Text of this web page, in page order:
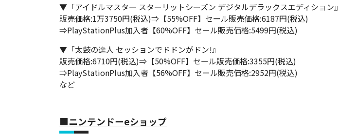
▼「アイドルマスター スターリットシーズン デジタルデラックスエディション』
販売価格:1万3750円(税込)⇒【55%OFF】セール販売価格:6187円(税込)
⇒PlayStationPlus加入者【60%OFF】セール販売価格:5499円(税込)
▼「太鼓の達人 セッションでドドンがドン!』
販売価格:6710円(税込)⇒【50%OFF】セール販売価格:3355円(税込)
⇒PlayStationPlus加入者【56%OFF】セール販売価格:2952円(税込)
など
■ニンテンドーeショップ